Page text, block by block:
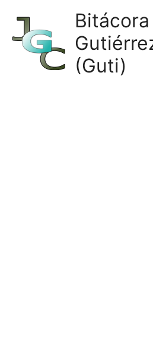
contenido
(Guti)